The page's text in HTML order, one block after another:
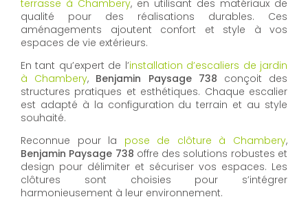
terrasse à Chambery, en utilisant des matériaux de
qualité pour des réalisations durables. Ces
aménagements ajoutent confort et style à vos
espaces de vie extérieurs.
En tant qu’expert de l’installation d’escaliers de jardin
à Chambery, Benjamin Paysage 738 conçoit des
structures pratiques et esthétiques. Chaque escalier
est adapté à la configuration du terrain et au style
souhaité.
Reconnue pour la pose de clôture à Chambery,
Benjamin Paysage 738 offre des solutions robustes et
design pour délimiter et sécuriser vos espaces. Les
clôtures sont choisies pour s’intégrer
harmonieusement à leur environnement.